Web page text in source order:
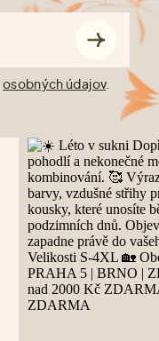
osobných údajov.